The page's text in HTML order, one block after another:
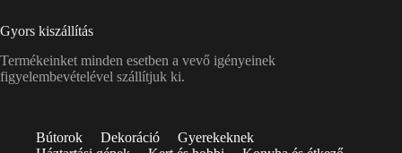
Gyors kiszállítás
Termékeinket minden esetben a vevő igényeinek
figyelembevételével szállítjuk ki.
Bútorok Dekoráció
Gyerekeknek